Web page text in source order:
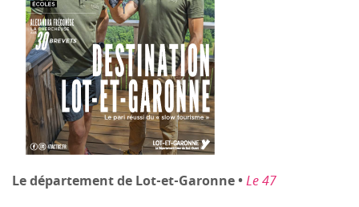
Le département de Lot-et-Garonne •Le 47